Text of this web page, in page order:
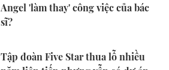
Angel 'làm thay' công việc của bác
sĩ?
Tập đoàn Five Star thua lỗ nhiều